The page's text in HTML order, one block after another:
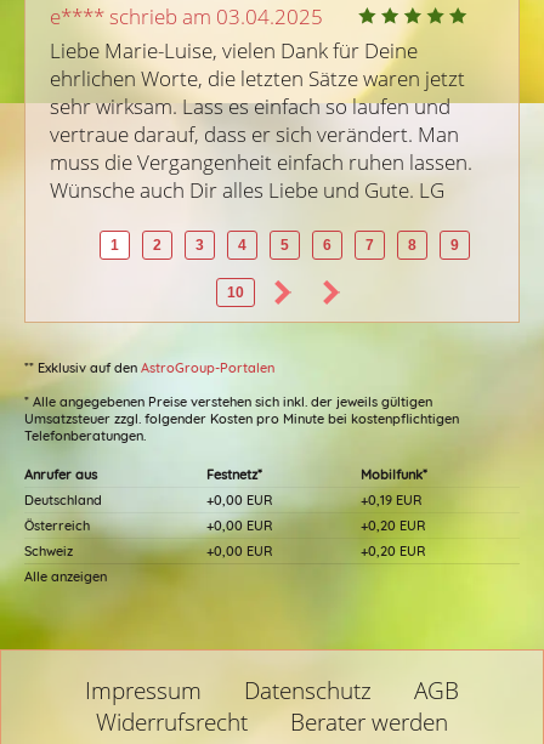
e**** schrieb am 03.04.2025
Liebe Marie-Luise, vielen Dank für Deine
ehrlichen Worte, die letzten Sätze waren jetzt
sehr wirksam. Lass es einfach so laufen und
vertraue darauf, dass er sich verändert. Man
muss die Vergangenheit einfach ruhen lassen.
Wünsche auch Dir alles Liebe und Gute. LG
1 2 3 4 5 6 7 8 9
10
** Exklusiv auf den AstroGroup-Portalen
* Alle angegebenen Preise verstehen sich inkl. der jeweils gültigen
Umsatzsteuer zzgl. folgender Kosten pro Minute bei kostenpflichtigen
Telefonberatungen.
Anrufer aus Festnetz*
Mobilfunk*
Deutschland
+0,00 EUR
+0,19 EUR
Österreich
+0,00 EUR
+0,20 EUR
Schweiz
+0,00 EUR
+0,20 EUR
Alle anzeigen
Impressum Datenschutz
AGB
Widerrufsrecht
Berater werden